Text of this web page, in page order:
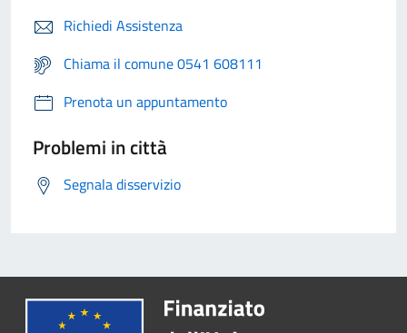
Richiedi Assistenza
Chiama il comune 0541 608111
Prenota un appuntamento
Problemi in città
Segnala disservizio